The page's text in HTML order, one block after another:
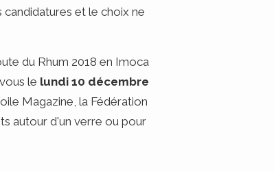
et le choix ne
du Rhum 2018 en Imoca
le lundi 10 décembre
Magazine, la Fédération
autour d'un verre ou pour